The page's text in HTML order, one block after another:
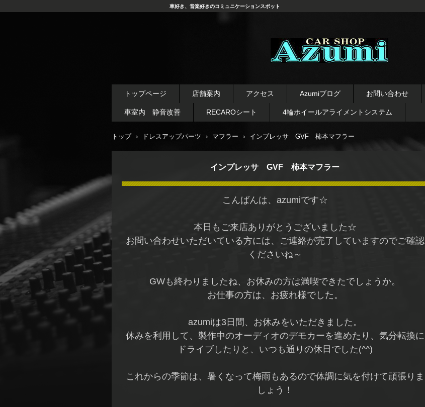
イール デッドニング カーオ
ーディオ レカロシート
車好き、音楽好きのコミュニケーションスポット
トップページ 店舗案内 アクセス Azumiブログ お問い合わせ
車室内 静音改善 RECAROシート 4輪ホイールアライメントシステム
トップ › ドレスアップパーツ › マフラー › インプレッサ GVF 柿本マフラー
インプレッサ GVF 柿本マフラー
こんばんは、azumiです☆
本日もご来店ありがとうございました☆
お問い合わせいただいている方には、ご連絡が完了していますのでご確認
くださいね～
GWも終わりましたね、お休みの方は満喫できたでしょうか。
お仕事の方は、お疲れ様でした。
azumiは3日間、お休みをいただきました。
休みを利用して、製作中のオーディオのデモカーを進めたり、気分転換に
ドライブしたりと、いつも通りの休日でした(^^)
これからの季節は、暑くなって梅雨もあるので体調に気を付けて頑張りま
しょう！